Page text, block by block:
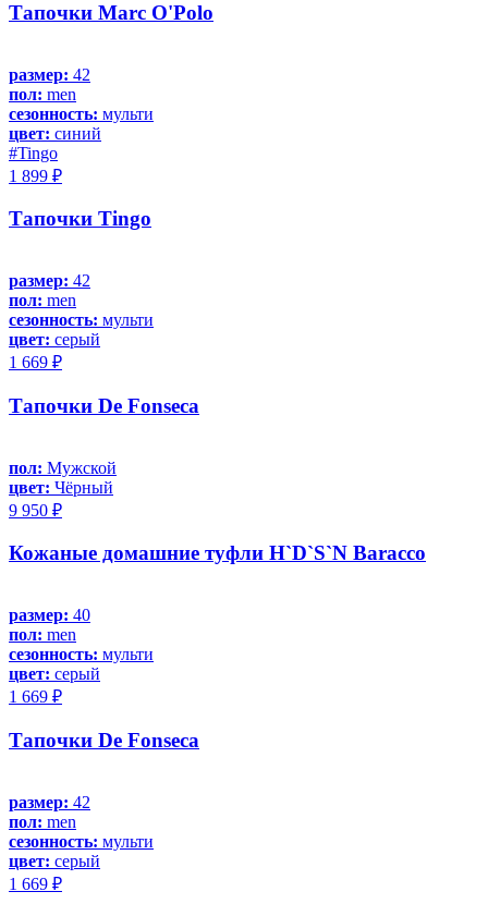
Тапочки Marc O'Polo
размер: 42
пол: men
сезонность: мульти
цвет: синий
#Tingo
1 899 ₽
Тапочки Tingo
размер: 42
пол: men
сезонность: мульти
цвет: серый
1 669 ₽
Тапочки De Fonseca
пол: Мужской
цвет: Чёрный
9 950 ₽
Кожаные домашние туфли H`D`S`N Baracco
размер: 40
пол: men
сезонность: мульти
цвет: серый
1 669 ₽
Тапочки De Fonseca
размер: 42
пол: men
сезонность: мульти
цвет: серый
1 669 ₽